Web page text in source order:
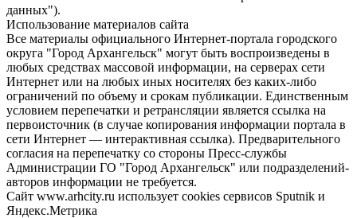
данных").
Использование материалов сайта
Все материалы официального Интернет-портала городского
округа "Город Архангельск" могут быть воспроизведены в
любых средствах массовой информации, на серверах сети
Интернет или на любых иных носителях без каких-либо
ограничений по объему и срокам публикации. Единственным
условием перепечатки и ретрансляции является ссылка на
первоисточник (в случае копирования информации портала в
сети Интернет — интерактивная ссылка). Предварительного
согласия на перепечатку со стороны Пресс-службы
Администрации ГО "Город Архангельск" или подразделений-
авторов информации не требуется.
Сайт www.arhcity.ru использует cookies сервисов Sputnik и
Яндекс.Метрика